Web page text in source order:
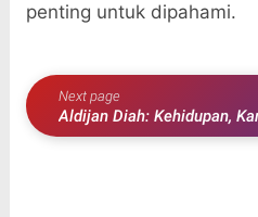
penting untuk dipahami.
Next page
Aldijan Diah: Kehidupan,
Bintang Muda Indonesia